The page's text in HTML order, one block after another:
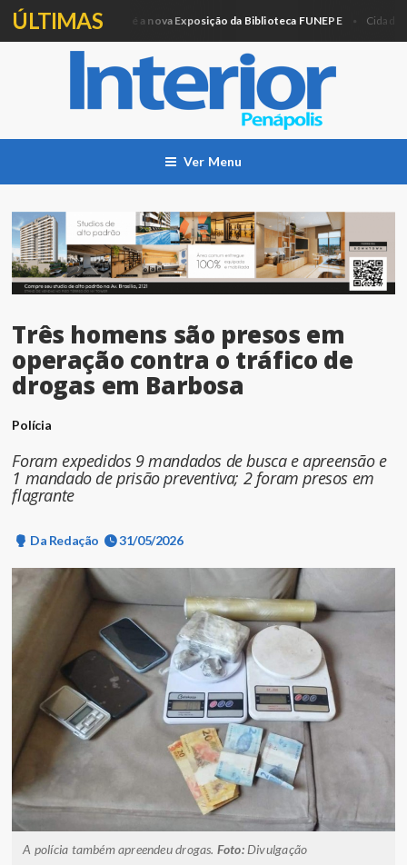
ÚLTIMAS
Artesanato e Pintura é a nova Exposição da Biblioteca FUNEPE Cidade
Ver Menu
Três homens são presos em
operação contra o tráfico de
drogas em Barbosa
Polícia
Foram expedidos 9 mandados de busca e apreensão e
1 mandado de prisão preventiva; 2 foram presos em
flagrante
Da Redação 31/05/2026
A polícia também apreendeu drogas. Foto:Divulgação